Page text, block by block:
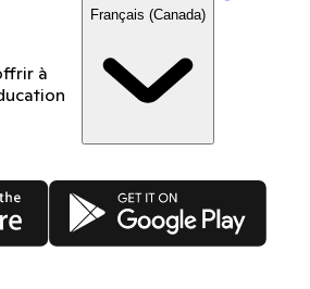
à
Français (Canada)
Google Play